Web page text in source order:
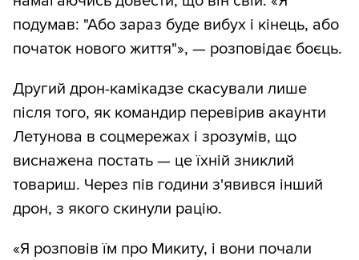
подумав: "Або зараз буде вибух і кінець, або
початок нового життя"», — розповідає боєць.
Другий дрон-камікадзе скасували лише
після того, як командир перевірив акаунти
Летунова в соцмережах і зрозумів, що
виснажена постать — це їхній зниклий
товариш. Через пів години з'явився інший
дрон, з якого скинули рацію.
«Я розповів їм про Микиту, і вони почали